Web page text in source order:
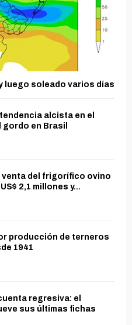
luego soleado varios días
alcista en el
gordo en Brasil
venta del frigorífico ovino
2,1 millones y...
producción de terneros
1941
regresiva: el
sus últimas fichas